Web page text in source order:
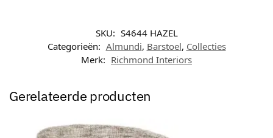
SKU: S4644 HAZEL
Categorieën: Almundi, Barstoel, Collecties
Merk: Richmond Interiors
Gerelateerde producten